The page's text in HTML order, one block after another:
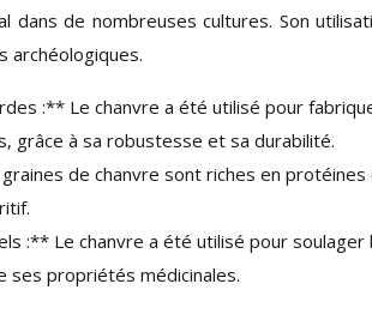
dans de nombreuses cultures. Son
archéologiques.
:** Le chanvre a été utilisé pour
grâce à sa robustesse et sa durabilité.
de chanvre sont riches en
:** Le chanvre a été utilisé pour soulager
ses propriétés médicinales.